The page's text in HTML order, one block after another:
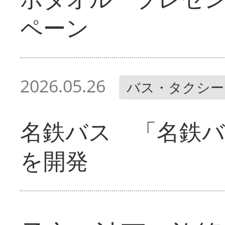
ペーン
2026.05.26 バス・タクシー
名鉄バス 「名鉄
を開発